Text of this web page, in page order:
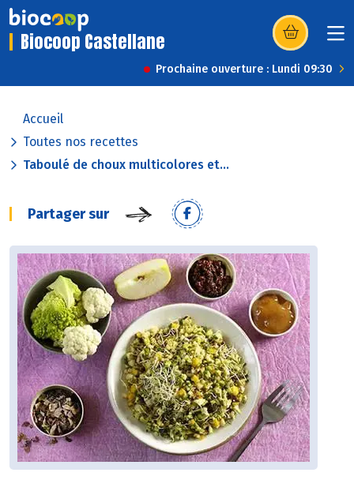
Biocoop Castellane (s’ouvre dans
Prochaine ouverture : Lundi 09:30
Accueil
Toutes nos recettes
Taboulé de choux multicolores et...
Partager sur